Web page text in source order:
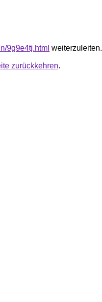
9g9e4tj.html weiterzuleiten.
zurückkehren.